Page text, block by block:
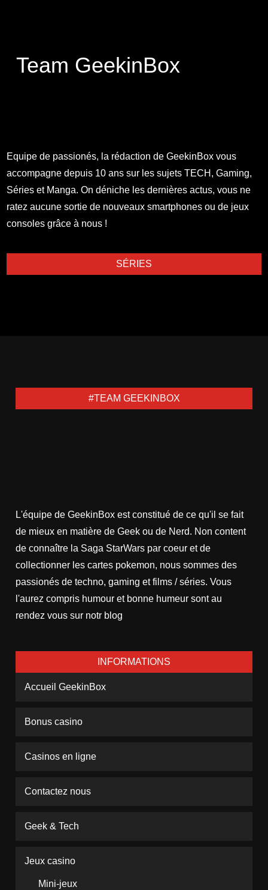
Team GeekinBox
Equipe de passionés, la rédaction de GeekinBox vous
accompagne depuis 10 ans sur les sujets TECH, Gaming,
Séries et Manga. On déniche les dernières actus, vous ne
ratez aucune sortie de nouveaux smartphones ou de jeux
consoles grâce à nous !
SÉRIES
#TEAM GEEKINBOX
L'équipe de GeekinBox est constitué de ce qu'il se fait
de mieux en matière de Geek ou de Nerd. Non content
de connaître la Saga StarWars par coeur et de
collectionner les cartes pokemon, nous sommes des
passionés de techno, gaming et films / séries. Vous
l'aurez compris humour et bonne humeur sont au
rendez vous sur notr blog
INFORMATIONS
Accueil GeekinBox
Bonus casino
Casinos en ligne
Contactez nous
Geek & Tech
Jeux casino
Mini-jeux